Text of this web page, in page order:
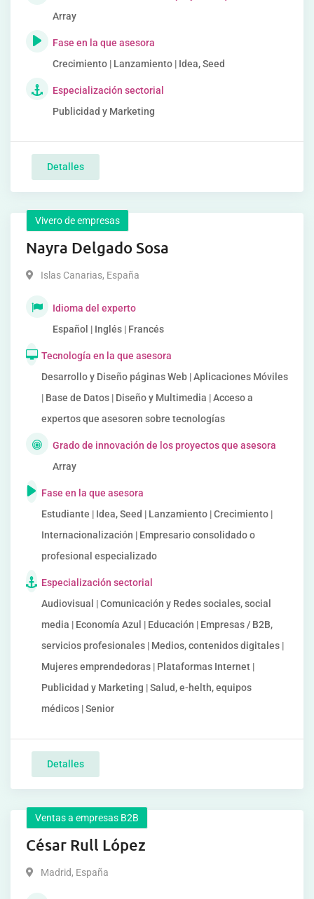
Array
Fase en la que asesora
Crecimiento | Lanzamiento | Idea, Seed
Especialización sectorial
Publicidad y Marketing
Detalles
Vivero de empresas
Nayra Delgado Sosa
Islas Canarias, España
Idioma del experto
Español | Inglés | Francés
Tecnología en la que asesora
Desarrollo y Diseño páginas Web | Aplicaciones Móviles
| Base de Datos | Diseño y Multimedia | Acceso a
expertos que asesoren sobre tecnologías
Grado de innovación de los proyectos que asesora
Array
Fase en la que asesora
Estudiante | Idea, Seed | Lanzamiento | Crecimiento |
Internacionalización | Empresario consolidado o
profesional especializado
Especialización sectorial
Audiovisual | Comunicación y Redes sociales, social
media | Economía Azul | Educación | Empresas / B2B,
servicios profesionales | Medios, contenidos digitales |
Mujeres emprendedoras | Plataformas Internet |
Publicidad y Marketing | Salud, e-helth, equipos
médicos | Senior
Detalles
Ventas a empresas B2B
César Rull López
Madrid, España